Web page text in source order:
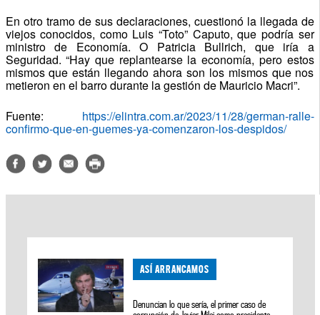
En otro tramo de sus declaraciones, cuestionó la llegada de
viejos conocidos, como Luis “Toto” Caputo, que podría ser
ministro de Economía. O Patricia Bullrich, que iría a
Seguridad. “Hay que replantearse la economía, pero estos
mismos que están llegando ahora son los mismos que nos
metieron en el barro durante la gestión de Mauricio Macri”.
Fuente: https://elintra.com.ar/2023/11/28/german-ralle-
confirmo-que-en-guemes-ya-comenzaron-los-despidos/
ASÍ ARRANCAMOS
Denuncian lo que sería, el primer caso de